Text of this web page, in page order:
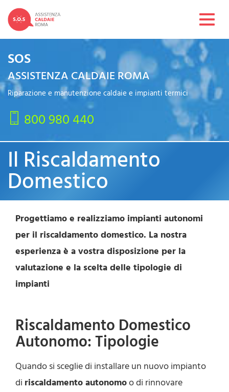
SOS
ASSISTENZA CALDAIE ROMA
Riparazione e manutenzione caldaie e impianti termici
800 980 440
Il Riscaldamento
Domestico
Progettiamo e realizziamo impianti autonomi
per il riscaldamento domestico. La nostra
esperienza è a vostra disposizione per la
valutazione e la scelta delle tipologie di
impianti
Riscaldamento Domestico
Autonomo: Tipologie
Quando si sceglie di installare un nuovo impianto
di riscaldamento autonomoo di rinnovare